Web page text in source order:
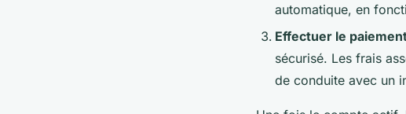
automatique, en
Effectuer le
sécurisé. Les frais
de conduite avec un